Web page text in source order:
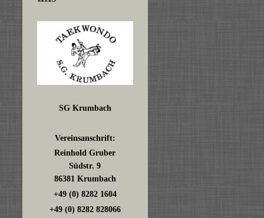
SG Krumbach
Vereinsanschrift:
Reinhold Gruber
Südstr. 9
86381 Krumbach
+49 (0) 8282 1604
+49 (0) 8282 828066